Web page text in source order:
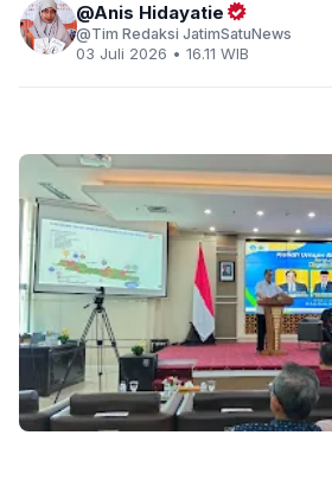
Anis Hidayatie
Tim Redaksi JatimSatuNews
03 Juli 2026 • 16.11 WIB